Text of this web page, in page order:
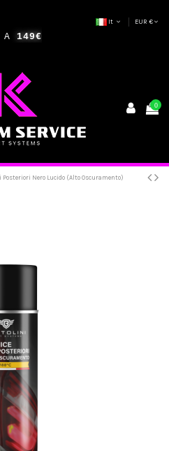
A 149€
It EUR €
0
Posteriori Nero Lucido (Alto Oscuramento)